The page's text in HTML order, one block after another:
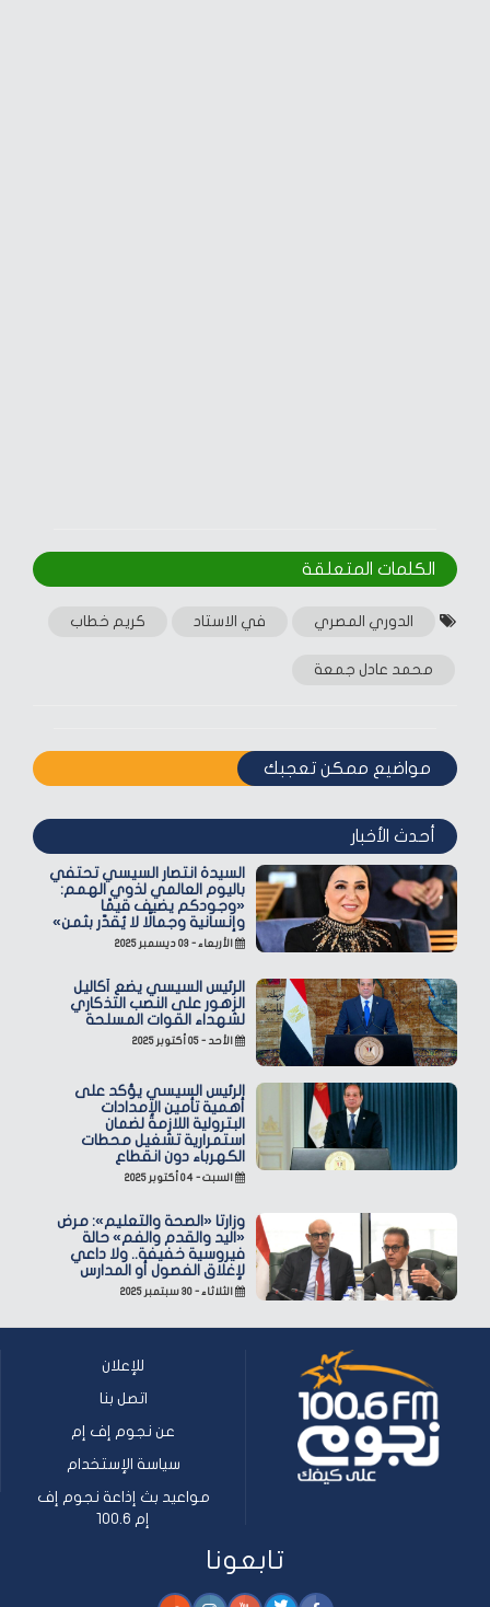
الكلمات المتعلقة‎
الدوري المصري في الاستاد كريم خطاب
محمد عادل جمعة
مواضيع ممكن تعجبك
أحدث الأخبار
السيدة انتصار السيسي تحتفي
باليوم العالمي لذوي الهمم:
«وجودكم يضيف قيمًا
وإنسانية وجمالًا لا يُقدّر بثمن»
الأربعاء - ٠٣ ديسمبر ٢٠٢٥
الرئيس السيسي يضع أكاليل
الزهور على النصب التذكاري
لشهداء القوات المسلحة
الأحد - ٠٥ أكتوبر ٢٠٢٥
الرئيس السيسي يؤكد على
أهمية تأمين الإمدادات
البترولية اللازمة لضمان
استمرارية تشغيل محطات
الكهرباء دون انقطاع
السبت - ٠٤ أكتوبر ٢٠٢٥
وزارتا «الصحة والتعليم»: مرض
«اليد والقدم والفم» حالة
فيروسية خفيفة.. ولا داعي
لإغلاق الفصول أو المدارس
الثلاثاء - ٣٠ سبتمبر ٢٠٢٥
للإعلان
اتصل بنا
عن نجوم إف إم
سياسة الإستخدام
مواعيد بث إذاعة نجوم إف
إم 100.6
تابعونا